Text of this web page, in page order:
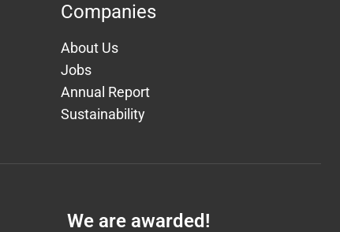
Companies
About Us
Jobs
Annual Report
Sustainability
We are awarded!